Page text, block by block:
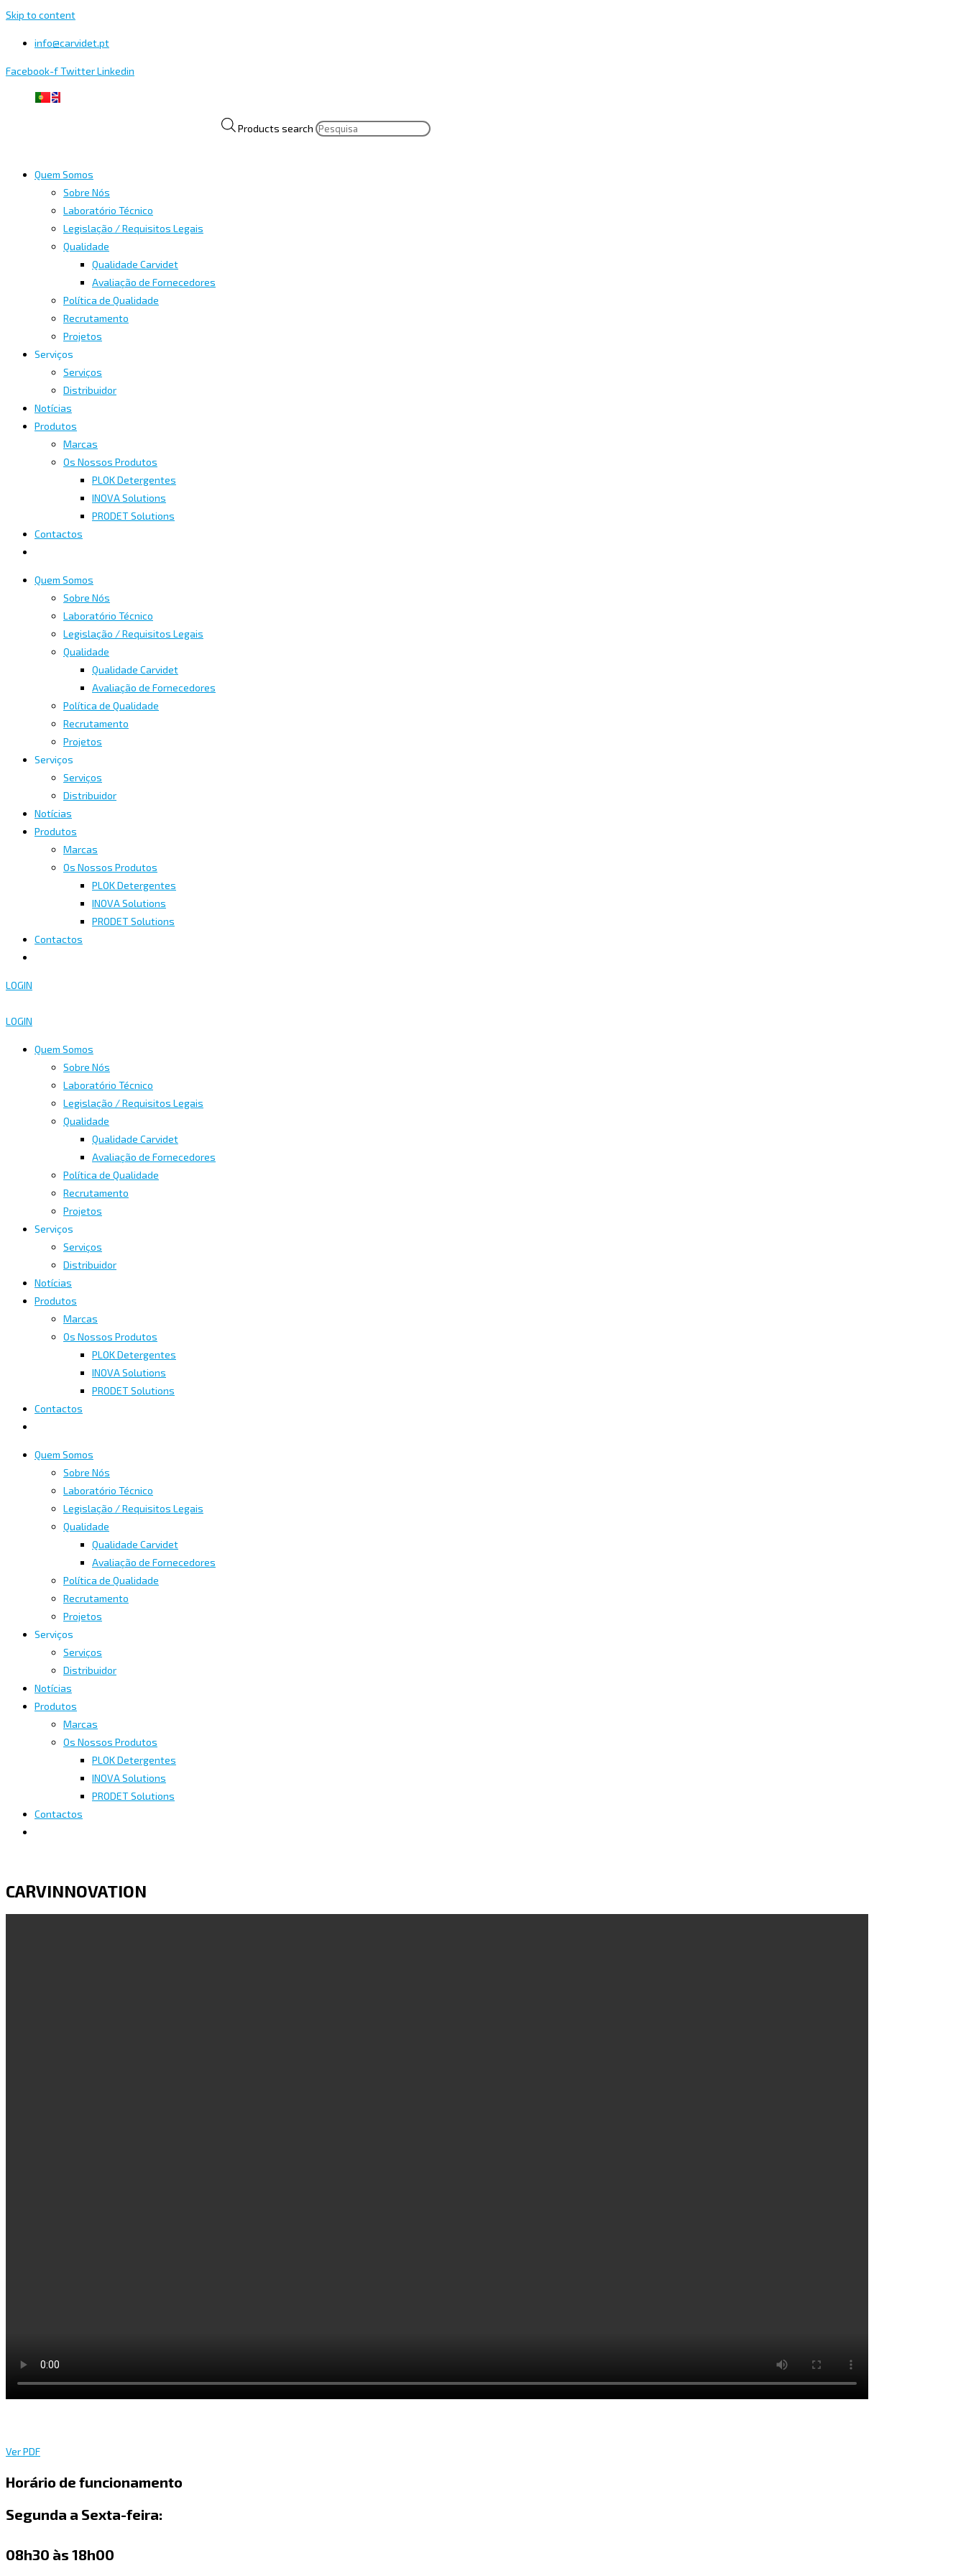
Skip to content
info@carvidet.pt
Facebook-fTwitterLinkedin
Products search
Quem Somos
Sobre Nós
Laboratório Técnico
Legislação / Requisitos Legais
Qualidade
Qualidade Carvidet
Avaliação de Fornecedores
Política de Qualidade
Recrutamento
Projetos
Serviços
Serviços
Distribuidor
Notícias
Produtos
Marcas
Os Nossos Produtos
PLOK Detergentes
INOVA Solutions
PRODET Solutions
Contactos
Quem Somos
Sobre Nós
Laboratório Técnico
Legislação / Requisitos Legais
Qualidade
Qualidade Carvidet
Avaliação de Fornecedores
Política de Qualidade
Recrutamento
Projetos
Serviços
Serviços
Distribuidor
Notícias
Produtos
Marcas
Os Nossos Produtos
PLOK Detergentes
INOVA Solutions
PRODET Solutions
Contactos
LOGIN
LOGIN
Quem Somos
Sobre Nós
Laboratório Técnico
Legislação / Requisitos Legais
Qualidade
Qualidade Carvidet
Avaliação de Fornecedores
Política de Qualidade
Recrutamento
Projetos
Serviços
Serviços
Distribuidor
Notícias
Produtos
Marcas
Os Nossos Produtos
PLOK Detergentes
INOVA Solutions
PRODET Solutions
Contactos
Quem Somos
Sobre Nós
Laboratório Técnico
Legislação / Requisitos Legais
Qualidade
Qualidade Carvidet
Avaliação de Fornecedores
Política de Qualidade
Recrutamento
Projetos
Serviços
Serviços
Distribuidor
Notícias
Produtos
Marcas
Os Nossos Produtos
PLOK Detergentes
INOVA Solutions
PRODET Solutions
Contactos
CARVINNOVATION
Ver PDF
Horário de funcionamento
Segunda a Sexta-feira:
08h30 às 18h00